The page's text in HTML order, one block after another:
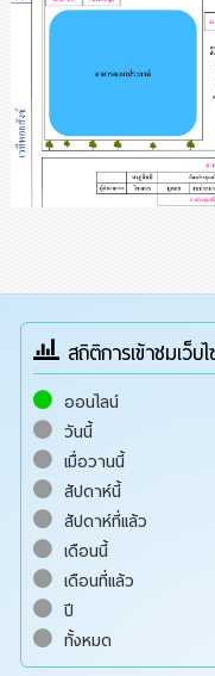
สถิติการเข้าชมเว็บ
ออนไลน์
วันนี้
เมื่อวานนี้
สัปดาห์นี้
สัปดาห์ที่แล้ว
เดือนนี้
เดือนที่แล้ว
ปี
ทั้งหมด